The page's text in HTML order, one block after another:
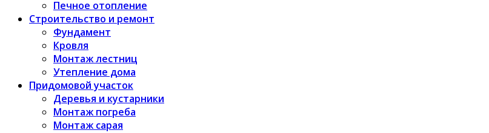
Печное отопление
Строительство и ремонт
Фундамент
Кровля
Монтаж лестниц
Утепление дома
Придомовой участок
Деревья и кустарники
Монтаж погреба
Монтаж сарая